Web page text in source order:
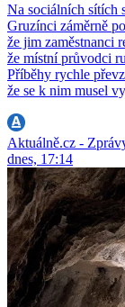
Na sociálních sítích
Gruzínci záměrně
že jim zaměstnanci
že místní průvodci
Příběhy rychle
že se k nim musel
Aktuálně.cz -
dnes, 17:14